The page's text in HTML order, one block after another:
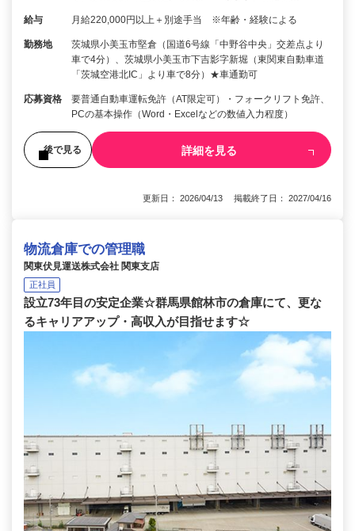
給与 月給220,000円以上＋別途手当 ※年齢・経験による
勤務地
茨城県小美玉市堅倉（国道6号線「中野谷中央」交差点より
車で4分）、茨城県小美玉市下吉影字新堀（東関東自動車道
「茨城空港北IC」より車で8分）★車通勤可
応募資格
要普通自動車運転免許（AT限定可）・フォークリフト免許、
PCの基本操作（Word・Excelなどの数値入力程度）
後で見る 詳細を見る
更新日： 2026/04/13 掲載終了日： 2027/04/16
物流倉庫での管理職
関東伏見運送株式会社 関東支店
正社員
設立73年目の安定企業☆群馬県館林市の倉庫にて、更な
るキャリアアップ・高収入が目指せます☆